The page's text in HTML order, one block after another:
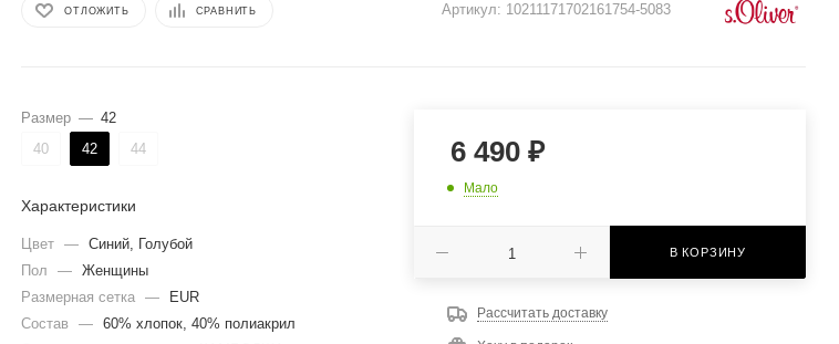
ОТЛОЖИТЬ СРАВНИТЬ Артикул: 10211171702161754-5083
Размер — 42
40
42 44
Характеристики
Цвет —
Синий, Голубой
Пол
—
Женщины
Размерная сетка
—
EUR
Состав
—
60% хлопок, 40% полиакрил
6 490₽
Мало
В КОРЗИНУ
Рассчитать доставку